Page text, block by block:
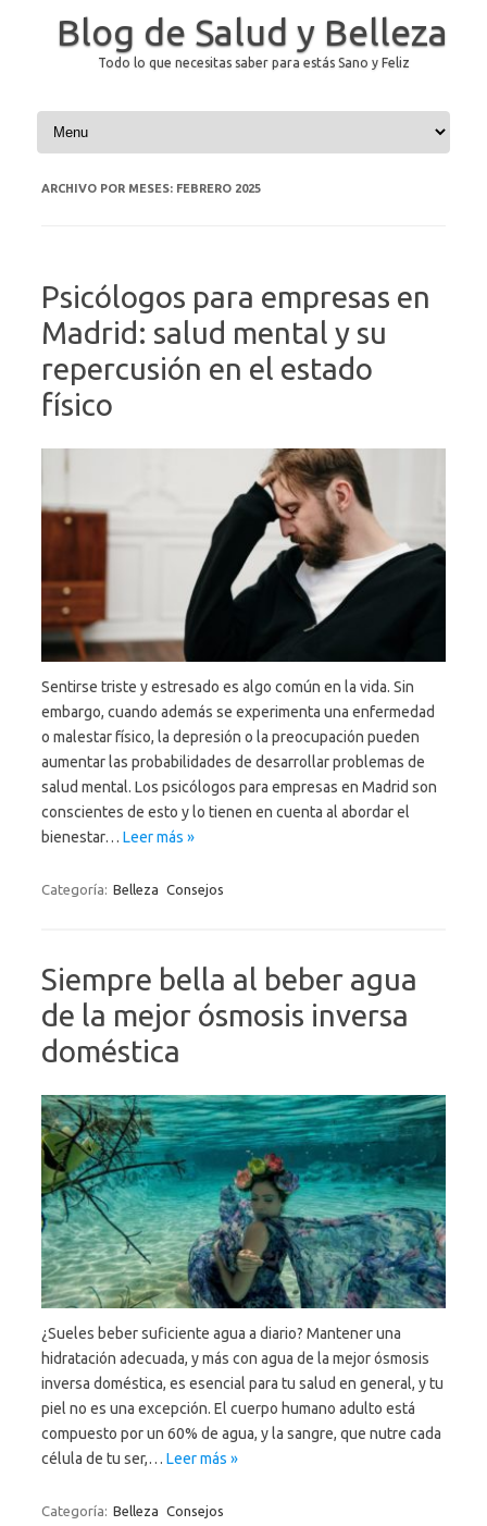
Blog de Salud y Belleza
Todo lo que necesitas saber para estás Sano y Feliz
Saltar al contenido
ARCHIVO POR MESES: FEBRERO 2025
Psicólogos para empresas en
Madrid: salud mental y su
repercusión en el estado
físico
Sentirse triste y estresado es algo común en la vida. Sin
embargo, cuando además se experimenta una enfermedad
o malestar físico, la depresión o la preocupación pueden
aumentar las probabilidades de desarrollar problemas de
salud mental. Los psicólogos para empresas en Madrid son
conscientes de esto y lo tienen en cuenta al abordar el
bienestar… Leer más »
Categoría: Belleza Consejos
Siempre bella al beber agua
de la mejor ósmosis inversa
doméstica
¿Sueles beber suficiente agua a diario? Mantener una
hidratación adecuada, y más con agua de la mejor ósmosis
inversa doméstica, es esencial para tu salud en general, y tu
piel no es una excepción. El cuerpo humano adulto está
compuesto por un 60% de agua, y la sangre, que nutre cada
célula de tu ser,… Leer más »
Categoría: Belleza Consejos